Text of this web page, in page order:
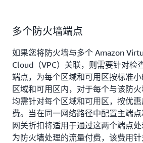
多个防火墙端点
如果您将防火墙与多个 Amazon
Cloud（VPC）关联，则需要针对检
端点，为每个区域和可用区按标准
区域和可用区内，对于每个与该防火
均需针对每个区域和可用区，按优
费。当在同一网络路径中配置主端
网关折扣将适用于通过这两个端点
为防火墙处理的流量付费，该费用